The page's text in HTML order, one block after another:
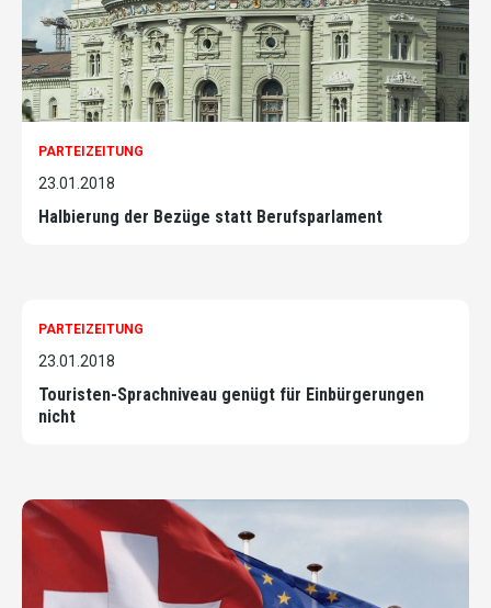
PARTEIZEITUNG
23.01.2018
Halbierung der Bezüge statt Berufsparlament
PARTEIZEITUNG
23.01.2018
Touristen-Sprachniveau genügt für Einbürgerungen
nicht